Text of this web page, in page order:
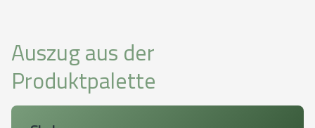
Auszug aus der
Produktpalette